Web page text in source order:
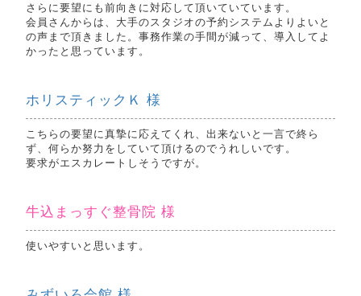
さらに要望にも前向きに対応して頂いていています。
会員さんからは、大手のスタジオの予約システムよりよいと
の声まで頂きました。事務作業の手間が減って、導入してよ
かったと思っています。
ホリスティックＫ 様
こちらの要望に真摯に応えてくれ、出来ないと一言で終ら
ず、何らか努力をしていて頂けるのでうれしいです。
要求がエスカレートしそうですが。
牛込まっすぐ整骨院 様
使いやすいと思います。